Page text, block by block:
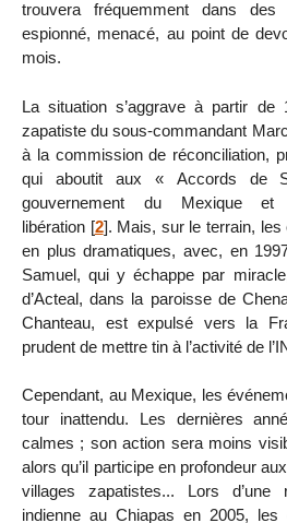
trouvera fréquemment dans des
espionné, menacé, au point de
mois.
La situation s’aggrave à partir de
zapatiste du sous-commandant
à la commission de réconciliation,
qui aboutit aux « Accords de
gouvernement du Mexique et
libération [2]. Mais, sur le terrain,
en plus dramatiques, avec, en
Samuel, qui y échappe par
d’Acteal, dans la paroisse de
Chanteau, est expulsé vers la
prudent de mettre tin à l’activité de
Cependant, au Mexique, les
tour inattendu. Les dernières
calmes ; son action sera moins
alors qu’il participe en profondeur
villages zapatistes... Lors d’une
indienne au Chiapas en 2005, les